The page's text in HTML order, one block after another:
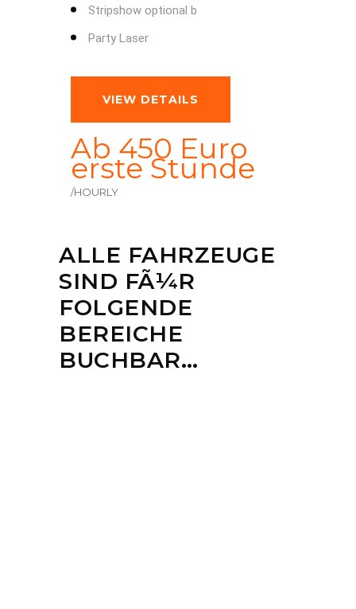
Stripshow optional b
Party Laser
VIEW DETAILS
Ab 450 Euro
erste Stunde
/HOURLY
ALLE FAHRZEUGE
SIND FÃ¼R
FOLGENDE
BEREICHE
BUCHBAR…